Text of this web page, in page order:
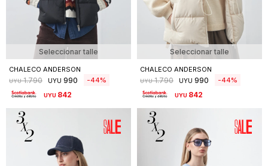
Seleccionar talle
CHALECO ANDERSON
UYU 1.790 UYU 990 44
UYU 842
Seleccionar talle
CHALECO ANDERSON
UYU 1.790 UYU 990 44
UYU 842